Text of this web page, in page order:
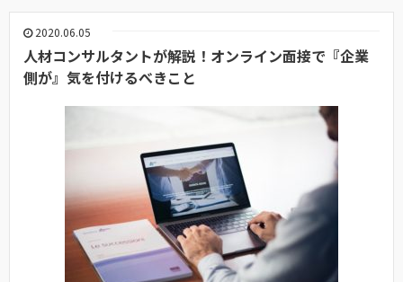
2020.06.05
人材コンサルタントが解説！オンライン面接で『企業
側が』気を付けるべきこと